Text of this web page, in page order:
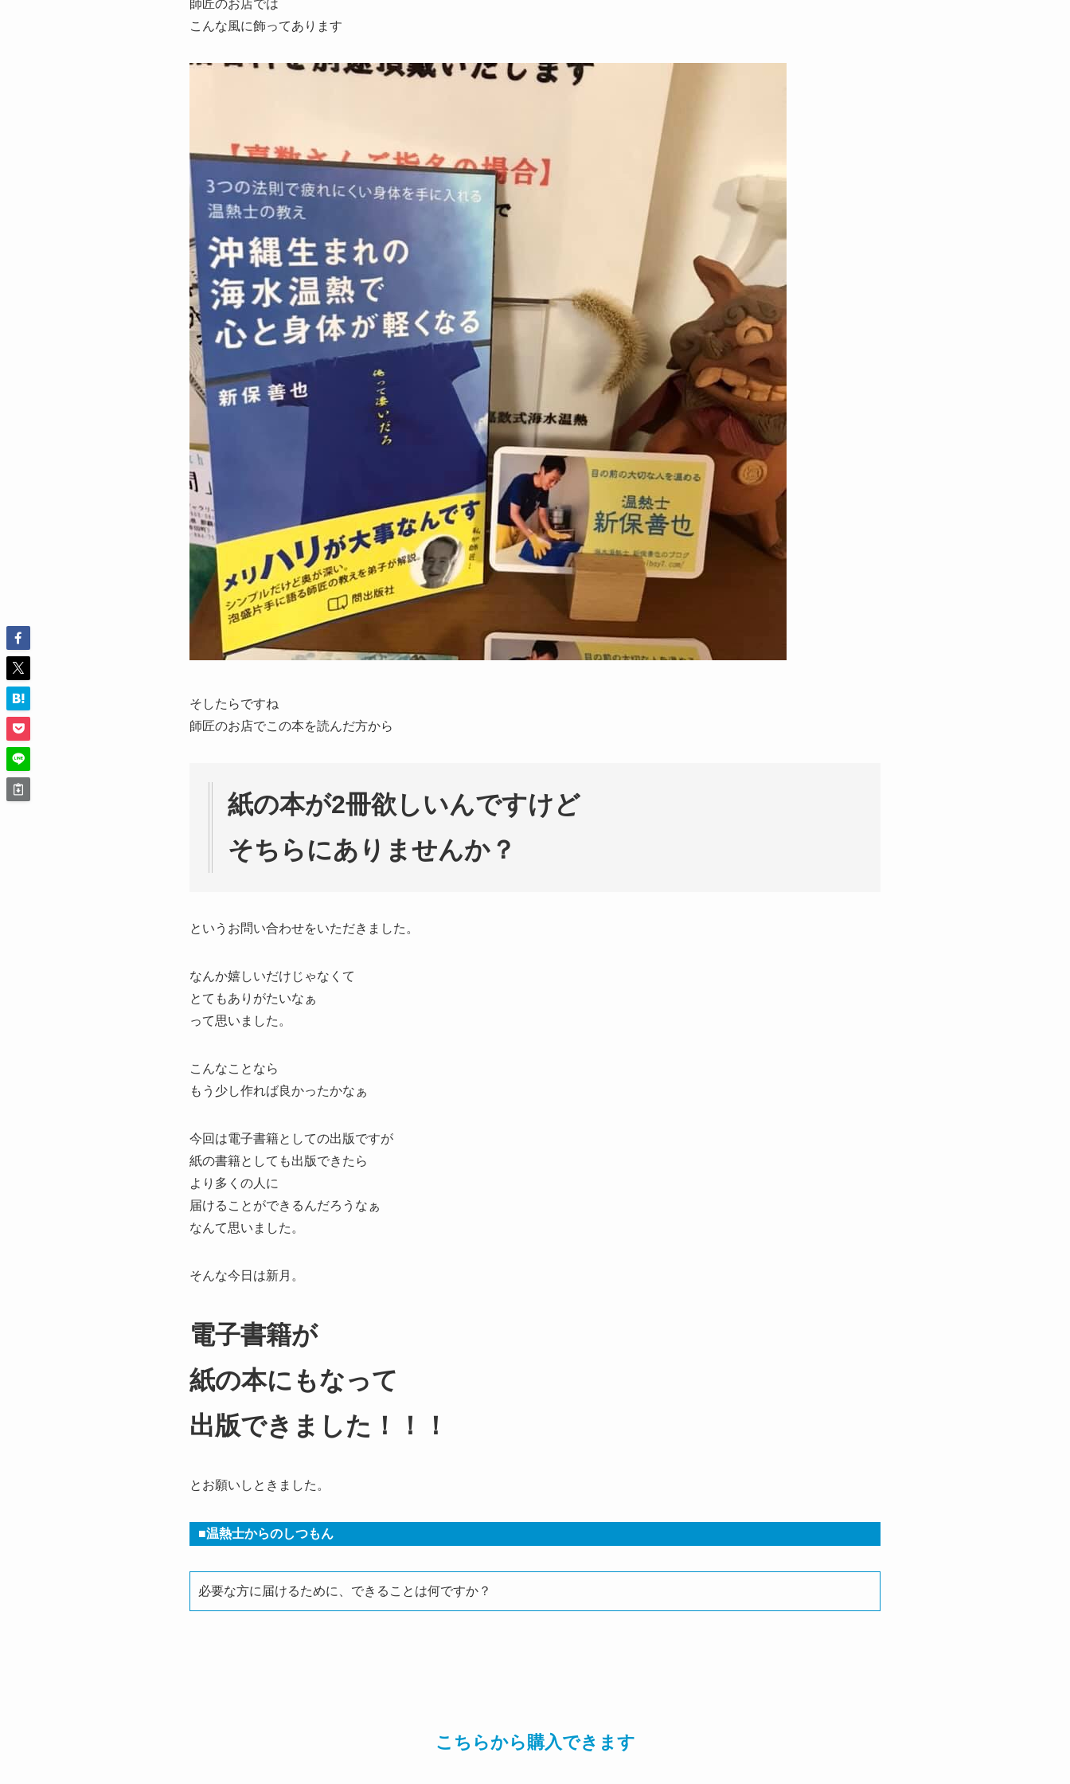
師匠のお店では
こんな風に飾ってあります
そしたらですね
師匠のお店でこの本を読んだ方から
紙の本が2冊欲しいんですけど
そちらにありませんか？
というお問い合わせをいただきました。
なんか嬉しいだけじゃなくて
とてもありがたいなぁ
って思いました。
こんなことなら
もう少し作れば良かったかなぁ
今回は電子書籍としての出版ですが
紙の書籍としても出版できたら
より多くの人に
届けることができるんだろうなぁ
なんて思いました。
そんな今日は新月。
電子書籍が
紙の本にもなって
出版できました！！！
とお願いしときました。
■温熱士からのしつもん
必要な方に届けるために、できることは何ですか？
こちらから購入できます